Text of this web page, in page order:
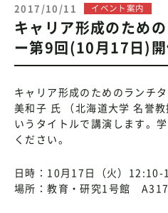
2017/10/11 イベント案内
キャリア形成のため
ー第9回(10月17日)
キャリア形成のためのランチ
美和子 氏 （北海道大学 名誉
いうタイトルで講演します。
ください。
日時：10月17日（火）12:10-
場所：教育・研究1号館